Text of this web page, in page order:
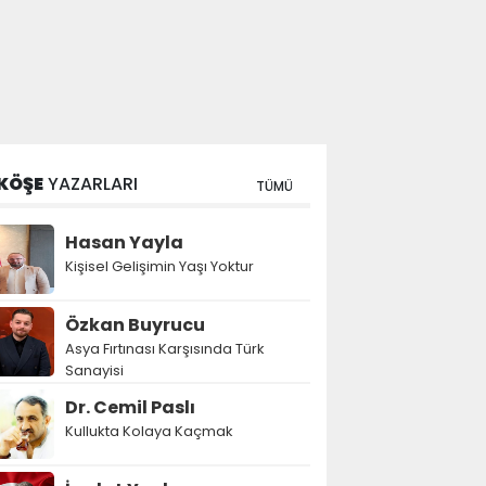
YAZARLARI TÜMÜ
Hasan Yayla
Kişisel Gelişimin Yaşı Yoktur
Özkan Buyrucu
Asya Fırtınası Karşısında Türk
Sanayisi
Dr. Cemil Paslı
Kullukta Kolaya Kaçmak